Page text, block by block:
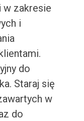
w zakresie
i
do
Staraj się
w
do